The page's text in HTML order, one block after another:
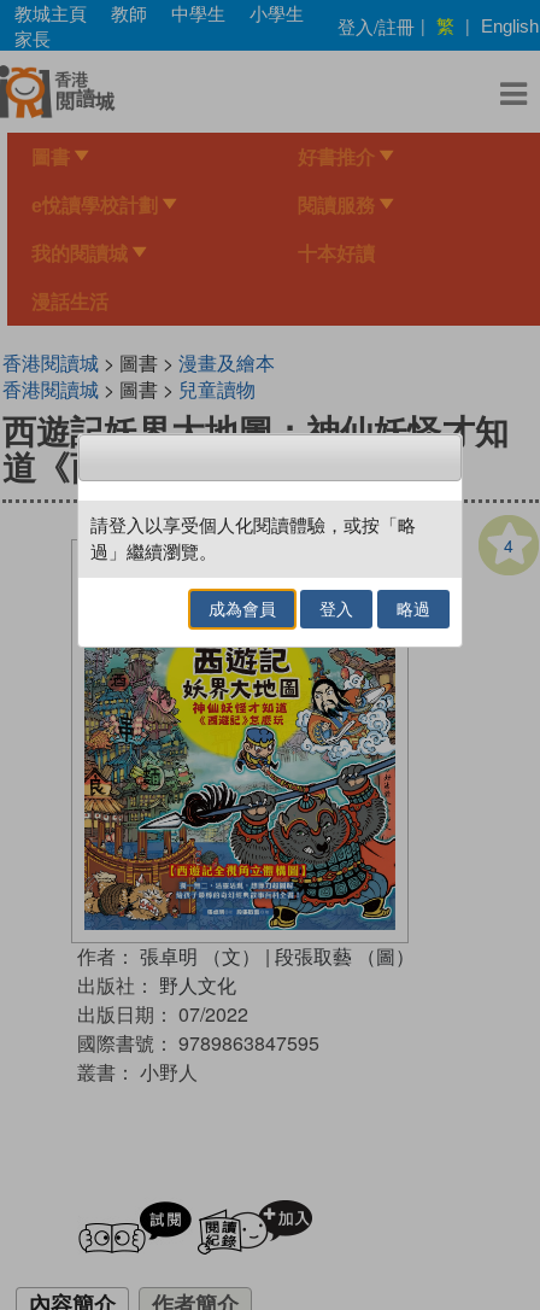
Skip
main
content
教城主頁 教師 中學生
小學生
家長
登入/註冊 | 繁 | English
圖書 好書推介
e悅讀學校計劃 閱讀服務
我的閱讀城 十本好讀
漫話生活
香港閱讀城> 圖書 > 漫畫及繪本
香港閱讀城> 圖書 > 兒童讀物
西遊記妖界大地圖：神仙妖怪才知
道《西遊記》怎麼玩
4
作者： 張卓明 （文） | 段張取藝 （圖）
出版社： 野人文化
出版日期： 07/2022
國際書號： 9789863847595
叢書： 小野人
試閲
內容簡介 作者簡介
請登入以享受個人化閱讀體驗，或按「略
過」繼續瀏覽。
成為會員 登入 略過